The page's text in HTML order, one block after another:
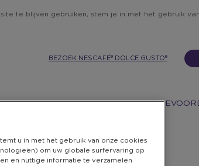
te blijven gebruiken, stem je in met het gebruik
BEZOEK NESCAFÉ® DOLCE GUSTO®
BELEVENISSEN DONATIES
u in met het gebruik van onze cookies
om uw globale surfervaring op
en nuttige informatie te verzamelen